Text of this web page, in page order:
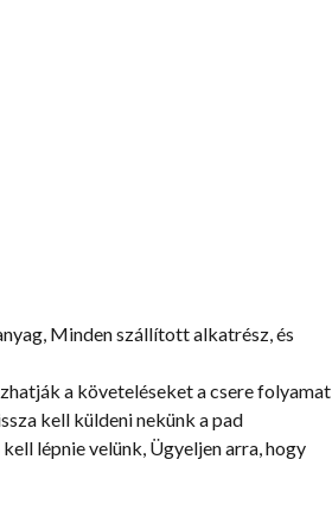
Minden szállított alkatrész, és
a követeléseket a csere folyamat
kell küldeni nekünk a pad
lépnie velünk, Ügyeljen arra, hogy